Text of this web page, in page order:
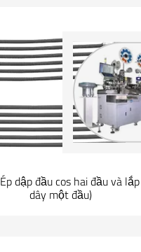
dập đầu cos hai đầu và
dây một đầu)